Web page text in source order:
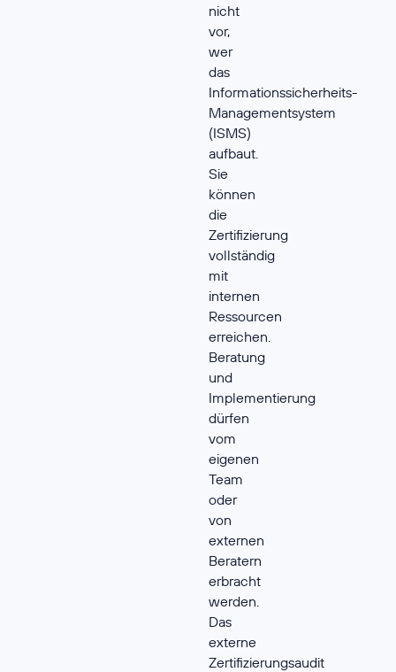
nicht
vor,
wer
das
Informationssicherheits-
Managementsystem
(ISMS)
aufbaut.
Sie
können
die
Zertifizierung
vollständig
mit
internen
Ressourcen
erreichen.
Beratung
und
Implementierung
dürfen
vom
eigenen
Team
oder
von
externen
Beratern
erbracht
werden.
Das
externe
Zertifizierungsaudit